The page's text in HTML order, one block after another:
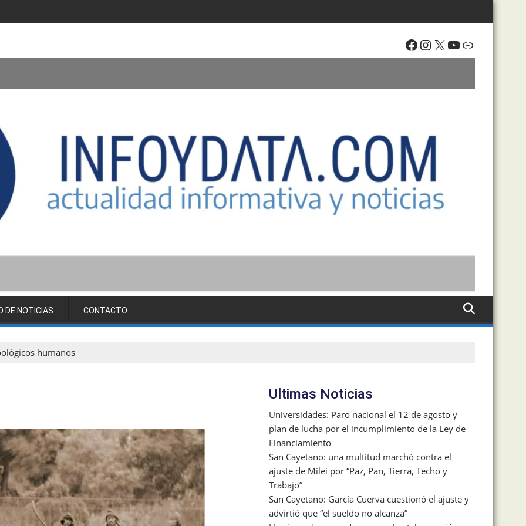
Facebook
Instagram
X YouTube
Enlace
DE NOTICIAS CONTACTO
humanos
Ultimas Noticias
Universidades: Paro nacional el 12 de agosto y
plan de lucha por el incumplimiento de la Ley de
Financiamiento
San Cayetano: una multitud marchó contra el
ajuste de Milei por “Paz, Pan, Tierra, Techo y
Trabajo”
San Cayetano: García Cuerva cuestionó el ajuste y
advirtió que “el sueldo no alcanza”